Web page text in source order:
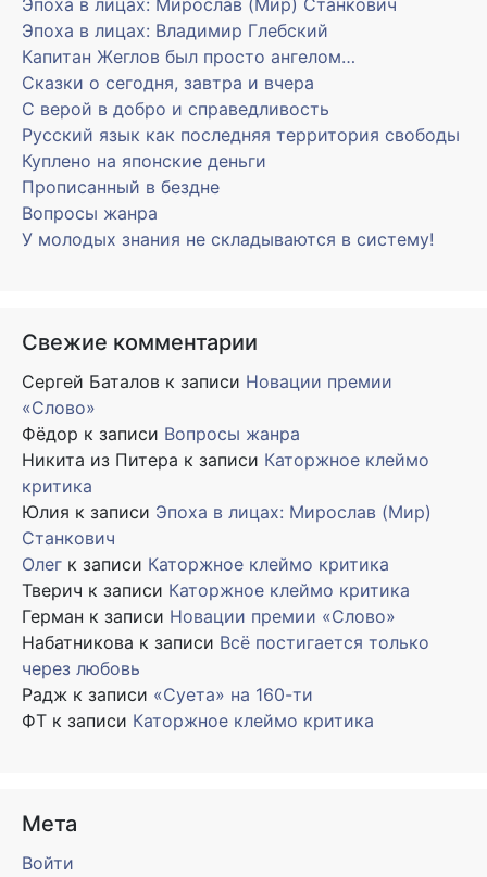
Эпоха в лицах: Мирослав (Мир) Станкович
Эпоха в лицах: Владимир Глебский
Капитан Жеглов был просто ангелом…
Сказки о сегодня, завтра и вчера
С верой в добро и справедливость
Русский язык как последняя территория свободы
Куплено на японские деньги
Прописанный в бездне
Вопросы жанра
У молодых знания не складываются в систему!
Свежие комментарии
Сергей Баталов к записи Новации премии
«Слово»
Фёдор к записи Вопросы жанра
Никита из Питера к записи Каторжное клеймо
критика
Юлия к записи Эпоха в лицах: Мирослав (Мир)
Станкович
Олег к записи Каторжное клеймо критика
Тверич к записи Каторжное клеймо критика
Герман к записи Новации премии «Слово»
Набатникова к записи Всё постигается только
через любовь
Радж к записи «Суета» на 160-ти
ФТ к записи Каторжное клеймо критика
Мета
Войти